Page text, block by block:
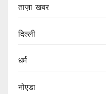
ताज़ा खबर
दिल्ली
धर्म
नोएडा